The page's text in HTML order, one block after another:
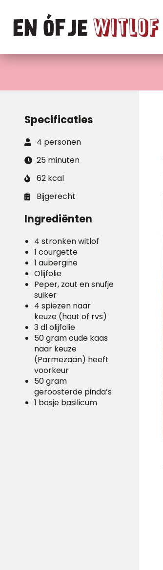
Specificaties
4 personen
25 minuten
62 kcal
Bijgerecht
Ingrediënten
4 stronken witlof
1 courgette
1 aubergine
Olijfolie
Peper, zout en snufje
suiker
4 spiezen naar
keuze (hout of rvs)
3 dl olijfolie
50 gram oude kaas
naar keuze
(Parmezaan) heeft
voorkeur
50 gram
geroosterde pinda’s
1 bosje basilicum